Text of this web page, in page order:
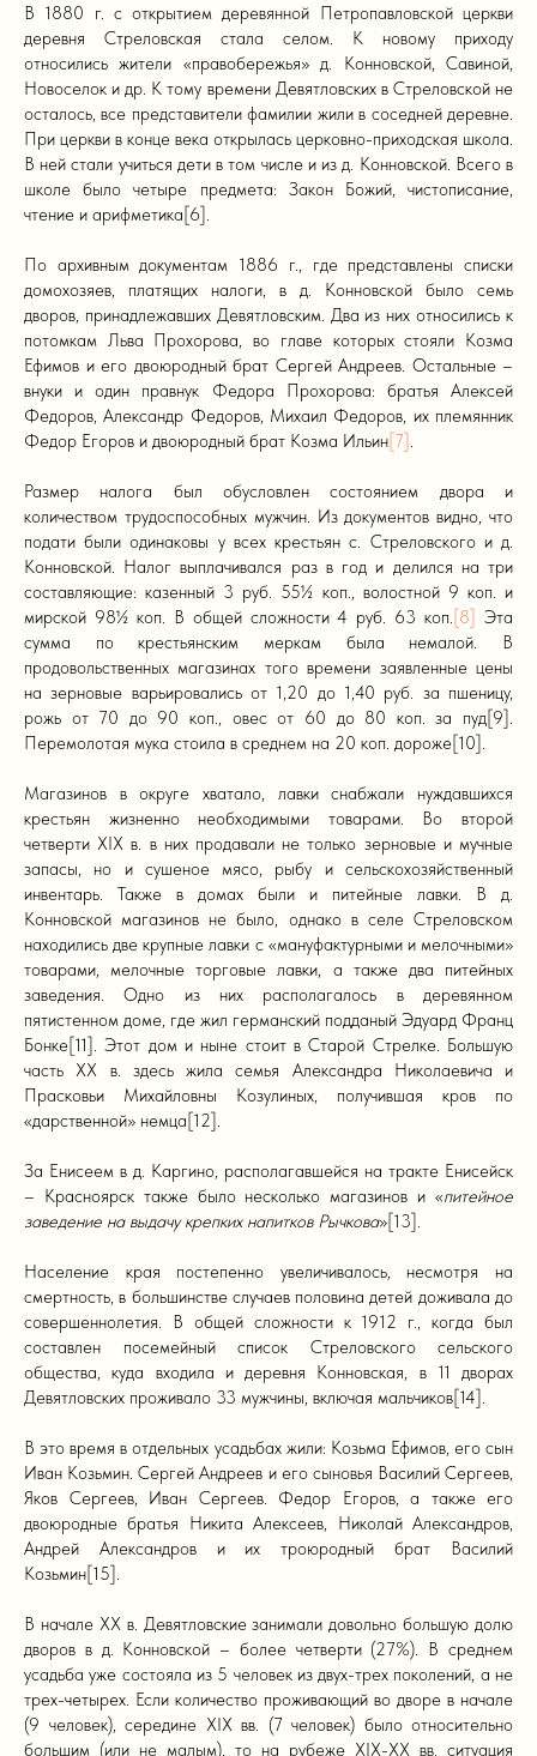
В 1880 г. с открытием деревянной Петропавловской церкви
деревня Стреловская стала селом. К новому приходу
относились жители «правобережья» д. Конновской, Савиной,
Новоселок и др. К тому времени Девятловских в Стреловской не
осталось, все представители фамилии жили в соседней деревне.
При церкви в конце века открылась церковно-приходская школа.
В ней стали учиться дети в том числе и из д. Конновской. Всего в
школе было четыре предмета: Закон Божий, чистописание,
чтение и арифметика[6].
По архивным документам 1886 г., где представлены списки
домохозяев, платящих налоги, в д. Конновской было семь
дворов, принадлежавших Девятловским. Два из них относились к
потомкам Льва Прохорова, во главе которых стояли Козма
Ефимов и его двоюродный брат Сергей Андреев. Остальные –
внуки и один правнук Федора Прохорова: братья Алексей
Федоров, Александр Федоров, Михаил Федоров, их племянник
Федор Егоров и двоюродный брат Козма Ильин[7].
Размер налога был обусловлен состоянием двора и
количеством трудоспособных мужчин. Из документов видно, что
подати были одинаковы у всех крестьян с. Стреловского и д.
Конновской. Налог выплачивался раз в год и делился на три
составляющие: казенный 3 руб. 55½ коп., волостной 9 коп. и
мирской 98½ коп. В общей сложности 4 руб. 63 коп.[8] Эта
сумма по крестьянским меркам была немалой. В
продовольственных магазинах того времени заявленные цены
на зерновые варьировались от 1,20 до 1,40 руб. за пшеницу,
рожь от 70 до 90 коп., овес от 60 до 80 коп. за пуд[9].
Перемолотая мука стоила в среднем на 20 коп. дороже[10].
Магазинов в округе хватало, лавки снабжали нуждавшихся
крестьян жизненно необходимыми товарами. Во второй
четверти XIX в. в них продавали не только зерновые и мучные
запасы, но и сушеное мясо, рыбу и сельскохозяйственный
инвентарь. Также в домах были и питейные лавки. В д.
Конновской магазинов не было, однако в селе Стреловском
находились две крупные лавки с «мануфактурными и мелочными»
товарами, мелочные торговые лавки, а также два питейных
заведения. Одно из них располагалось в деревянном
пятистенном доме, где жил германский подданый Эдуард Франц
Бонке[11]. Этот дом и ныне стоит в Старой Стрелке. Большую
часть XX в. здесь жила семья Александра Николаевича и
Прасковьи Михайловны Козулиных, получившая кров по
«дарственной» немца[12].
За Енисеем в д. Каргино, располагавшейся на тракте Енисейск
– Красноярск также было несколько магазинов и «питейное
заведение на выдачу крепких напитков Рычкова»[13].
Население края постепенно увеличивалось, несмотря на
смертность, в большинстве случаев половина детей доживала до
совершеннолетия. В общей сложности к 1912 г., когда был
составлен посемейный список Стреловского сельского
общества, куда входила и деревня Конновская, в 11 дворах
Девятловских проживало 33 мужчины, включая мальчиков[14].
В это время в отдельных усадьбах жили: Козьма Ефимов, его сын
Иван Козьмин. Сергей Андреев и его сыновья Василий Сергеев,
Яков Сергеев, Иван Сергеев. Федор Егоров, а также его
двоюродные братья Никита Алексеев, Николай Александров,
Андрей Александров и их троюродный брат Василий
Козьмин[15].
В начале XX в. Девятловские занимали довольно большую долю
дворов в д. Конновской – более четверти (27%). В среднем
усадьба уже состояла из 5 человек из двух-трех поколений, а не
трех-четырех. Если количество проживающий во дворе в начале
(9 человек), середине XIX вв. (7 человек) было относительно
большим (или не малым), то на рубеже XIX-XX вв. ситуация